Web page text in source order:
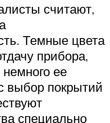
считают,
Темные цвета
прибора,
немного ее
выбор покрытий
специально